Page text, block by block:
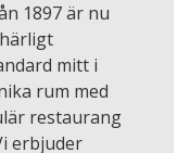
1897 är nu
mitt i
rum med
restaurang
erbjuder